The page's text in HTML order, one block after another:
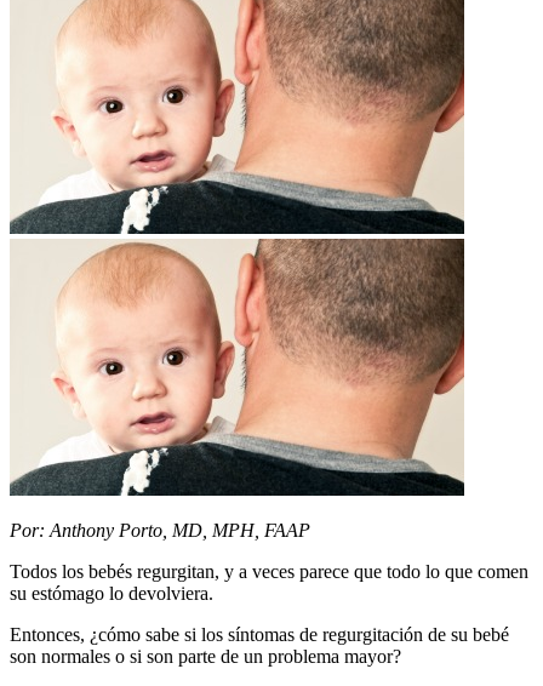
Por: Anthony Porto, MD, MPH, FAAP
Todos los bebés regurgitan, y a veces parece que todo lo que comen
su estómago lo devolviera.
Entonces, ¿cómo sabe si los síntomas de regurgitación de su bebé
son normales o si son parte de un problema mayor?